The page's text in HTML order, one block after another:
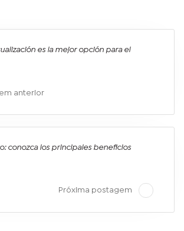
es la mejor opción para el
anterior
conozca los principales beneficios
Próxima postagem